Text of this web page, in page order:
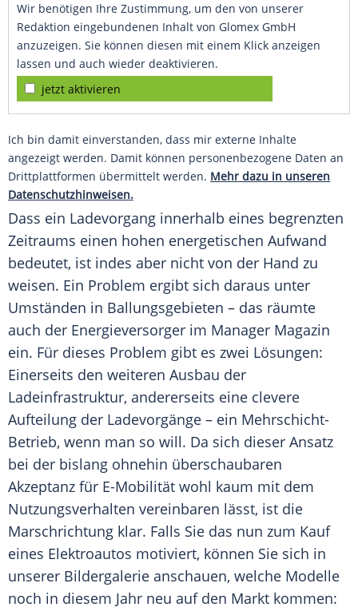
Wir benötigen Ihre Zustimmung, um den von unserer
Redaktion eingebundenen Inhalt von Glomex GmbH
anzuzeigen. Sie können diesen mit einem Klick anzeigen
lassen und auch wieder deaktivieren.
jetzt aktivieren
Ich bin damit einverstanden, dass mir externe Inhalte
angezeigt werden. Damit können personenbezogene Daten an
Drittplattformen übermittelt werden. Mehr dazu in unseren
Datenschutzhinweisen.
Dass ein Ladevorgang innerhalb eines begrenzten
Zeitraums einen hohen energetischen Aufwand
bedeutet, ist indes aber nicht von der Hand zu
weisen. Ein Problem ergibt sich daraus unter
Umständen in Ballungsgebieten – das räumte
auch der Energieversorger im Manager Magazin
ein. Für dieses Problem gibt es zwei Lösungen:
Einerseits den weiteren Ausbau der
Ladeinfrastruktur, andererseits eine clevere
Aufteilung der Ladevorgänge – ein Mehrschicht-
Betrieb, wenn man so will. Da sich dieser Ansatz
bei der bislang ohnehin überschaubaren
Akzeptanz für E-Mobilität wohl kaum mit dem
Nutzungsverhalten vereinbaren lässt, ist die
Marschrichtung klar. Falls Sie das nun zum Kauf
eines Elektroautos motiviert, können Sie sich in
unserer Bildergalerie anschauen, welche Modelle
noch in diesem Jahr neu auf den Markt kommen: